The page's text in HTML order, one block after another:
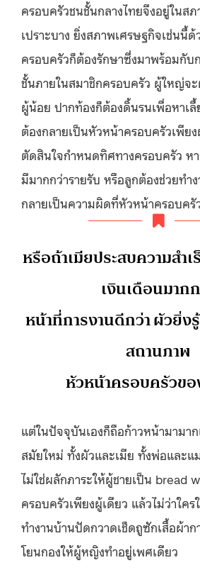
ครอบครัวชนชั้นกลางไทยจึงอยู่ในสภ
เปราะบาง ยิ่งสภาพเศรษฐกิจเช่นนี้
ครอบครัวก็ต้องรักษาซึ่งมาพร้อมกับ
ชั้นภายในสมาชิกครอบครัว ผู้ใหญ่จ
ผู้น้อย ปากท้องก็ต้องดิ้นรนเพื่อหาเ
ต้องกลายเป็นหัวหน้าครอบครัวเพีย
ตัดสินใจกำหนดทิศทางครอบครัว ห
มีมากกว่ารายรับ หรือลูกต้องช่วยทำ
กลายเป็นความผิดที่หัวหน้าครอบค
หรือถ้าเมียประสบความสำ
เงินเดือนมาก
หน้าที่การงานดีกว่า ผัวยิ่ง
สถานภาพ
หัวหน้าครอบครัวข
แต่ในปัจจุบันเองก็ถือก้าวหน้ามามา
สมัยใหม่ ทั้งผัวและเมีย ทั้งพ่อและแ
ไม่ใช่ผลักภาระให้ผู้ชายเป็น bread
ครอบครัวเพียงผู้เดียว แล้วไม่ว่าใค
ทำงานบ้านปัดกวาดเช็ดถูซักเสื้อผ้าก
โยนกองให้ผู้หญิงทำอยู่เพศเดียว